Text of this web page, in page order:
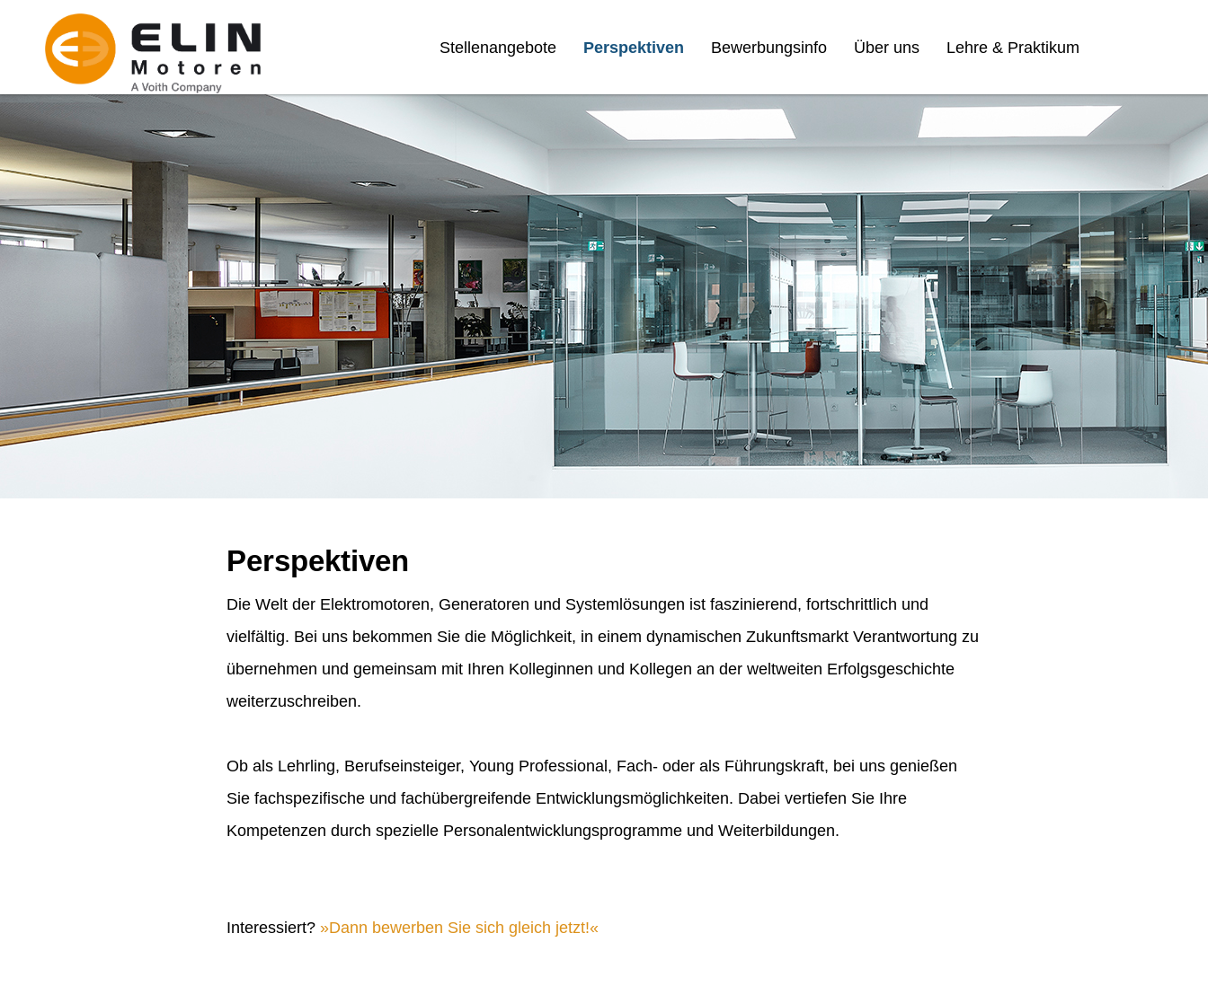
Stellenangebote Perspektiven Bewerbungsinfo Über uns Lehre & Praktikum
Perspektiven
Die Welt der Elektromotoren, Generatoren und Systemlösungen ist faszinierend, fortschrittlich und
vielfältig. Bei uns bekommen Sie die Möglichkeit, in einem dynamischen Zukunftsmarkt Verantwortung zu
übernehmen und gemeinsam mit Ihren Kolleginnen und Kollegen an der weltweiten Erfolgsgeschichte
weiterzuschreiben.
Ob als Lehrling, Berufseinsteiger, Young Professional, Fach- oder als Führungskraft, bei uns genießen
Sie fachspezifische und fachübergreifende Entwicklungsmöglichkeiten. Dabei vertiefen Sie Ihre
Kompetenzen durch spezielle Personalentwicklungsprogramme und Weiterbildungen.
Interessiert? Dann bewerben Sie sich gleich jetzt!